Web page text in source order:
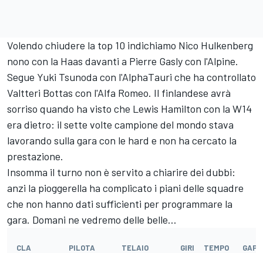
Volendo chiudere la top 10 indichiamo Nico Hulkenberg
nono con la Haas davanti a Pierre Gasly con l'Alpine.
Segue Yuki Tsunoda con l'AlphaTauri che ha controllato
Valtteri Bottas con l'Alfa Romeo. Il finlandese avrà
sorriso quando ha visto che Lewis Hamilton con la W14
era dietro: il sette volte campione del mondo stava
lavorando sulla gara con le hard e non ha cercato la
prestazione.
Insomma il turno non è servito a chiarire dei dubbi:
anzi la pioggerella ha complicato i piani delle squadre
che non hanno dati sufficienti per programmare la
gara. Domani ne vedremo delle belle...
CLA PILOTA TELAIO GIRI TEMPO GAP